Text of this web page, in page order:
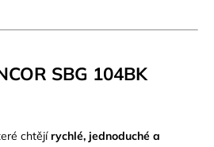
SBG 104BK
chtějírychlé, jednoduché a